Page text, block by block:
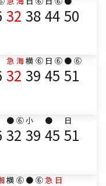
32 38 44 50
急 海
32
横 ⑥
39
日 ⑥
45
● ⑥
51
● ⑥
32
小
39
●
45
日
51
横 ⑥ ● ⑥急 日